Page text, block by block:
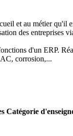
et au métier qu'il
des entreprises
d'un ERP.
corrosion,...
Catégorie